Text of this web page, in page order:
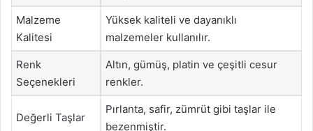
Malzeme
Kalitesi
Yüksek kaliteli ve dayanıklı
malzemeler kullanılır.
Renk
Seçenekleri
Altın, gümüş, platin ve çeşitli cesur
renkler.
Değerli Taşlar
Pırlanta, safir, zümrüt gibi taşlar ile
bezenmiştir.